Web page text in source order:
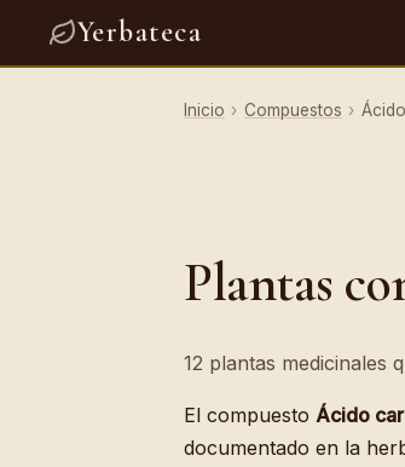
Yerbateca
Inicio › Compuestos ›
Plantas
12 plantas medicinales
El compuesto Ácido
documentado en la